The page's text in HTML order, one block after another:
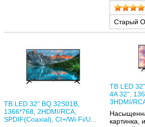
Старый
ТВ LED 32" BQ 32S01B,
1366*768, 2HDMI/RCA,
SPDIF(Coaxial), CI+/Wi-Fi/U...
ТВ LED
4A 32",
3HDMI/
картинка,